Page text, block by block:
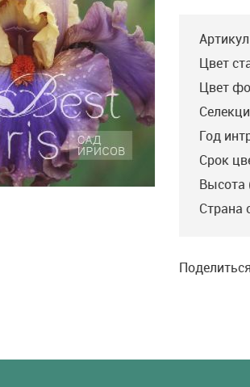
Цвет
Цвет
Год
Срок
Высота
Страна